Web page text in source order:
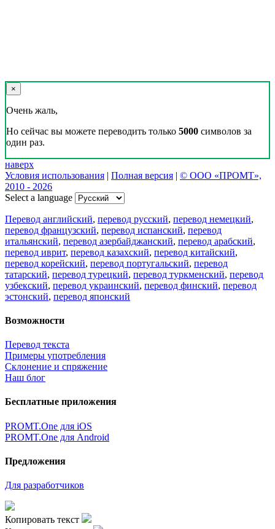
×
Очень жаль,
Но сейчас вы можете переводить только 5000 символов за
один раз.
наверх
Условия использования | Полная версия | © ООО «ПРОМТ»,
2010 - 2026
Select a language
Перевод английский, перевод русский, перевод немецкий,
перевод французский, перевод испанский, перевод
итальянский, перевод азербайджанский, перевод арабский,
перевод иврит, перевод казахский, перевод китайский,
перевод корейский, перевод португальский, перевод
татарский, перевод турецкий, перевод туркменский, перевод
узбекский, перевод украинский, перевод финский, перевод
эстонский, перевод японский
Возможности
Перевод текста
Примеры употребления
Склонение и спряжение
Наш блог
Бесплатные приложения
PROMT.One для iOS
PROMT.One для Android
Предложения
Для разработчиков
Копировать текст